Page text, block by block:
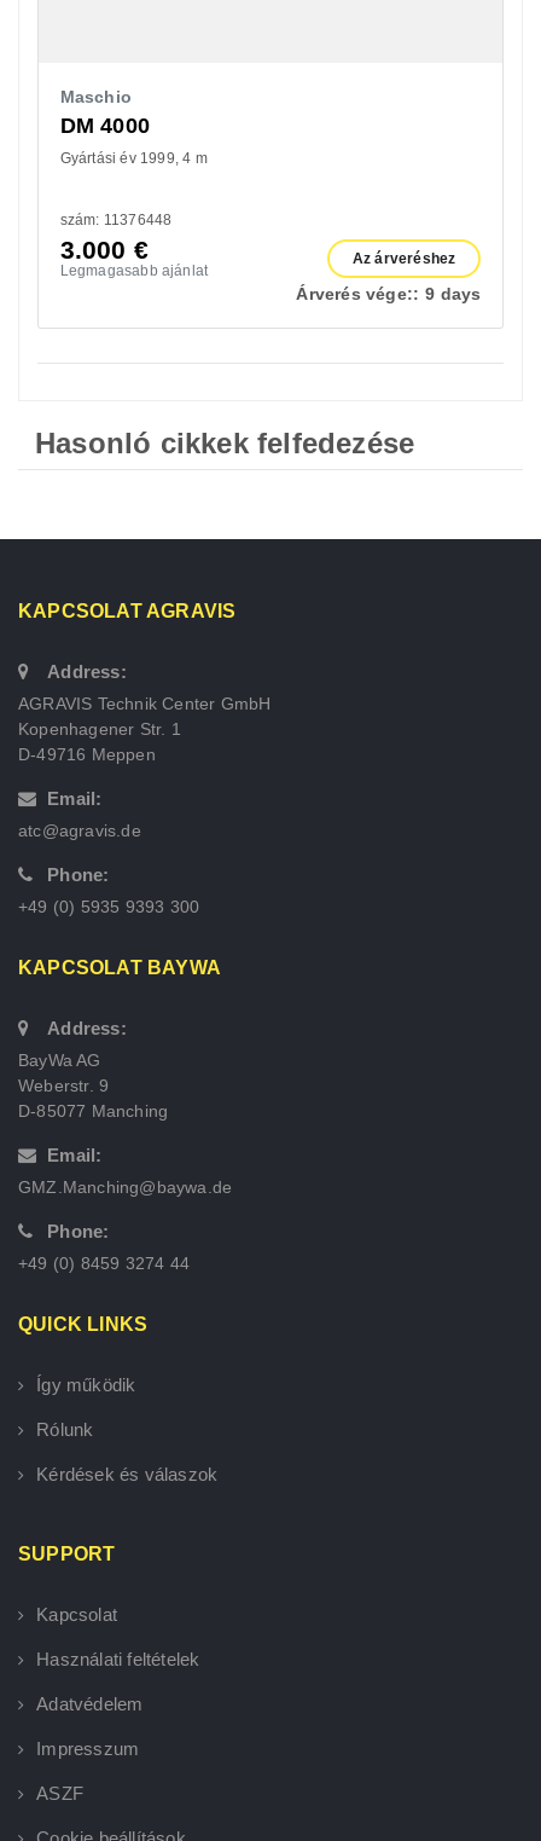
Maschio
DM 4000
Gyártási év 1999 4 m
szám: 11376448
3.000 €
Legmagasabb ajánlat
Az árveréshez
Árverés vége:: 9 days
Hasonló cikkek felfedezése
KAPCSOLAT AGRAVIS
Address:
AGRAVIS Technik Center GmbH
Kopenhagener Str. 1
D-49716 Meppen
Email:
atc@agravis.de
Phone:
+49 (0) 5935 9393 300
KAPCSOLAT BAYWA
Address:
BayWa AG
Weberstr. 9
D-85077 Manching
Email:
GMZ.Manching@baywa.de
Phone:
+49 (0) 8459 3274 44
QUICK LINKS
Így működik
Rólunk
Kérdések és válaszok
SUPPORT
Kapcsolat
Használati feltételek
Adatvédelem
Impresszum
ASZF